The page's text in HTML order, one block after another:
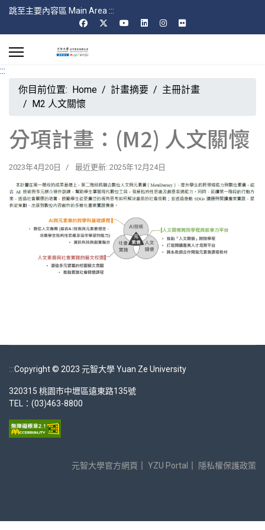
跳至主要內容區 Main Area :::
:::
你目前位置: Home 計畫摘要
主冊計畫
M2 人文關懷
分項計畫：(M2) 人文關懷
2023年4月20日 最近更新: 2025年12月24日
:::Copyright © 2023 元智大學 Yuan Ze University
320315 桃園市中壢區遠東路135號
TEL：(03)463-8800
元智大學官方網頁 YZU Portal 隱私權保護政策